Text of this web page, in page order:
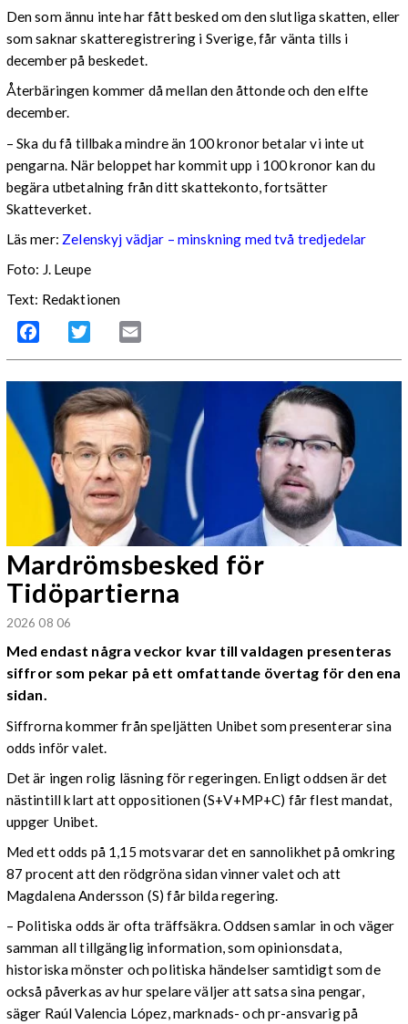
Den som ännu inte har fått besked om den slutliga skatten, eller
som saknar skatteregistrering i Sverige, får vänta tills i
december på beskedet.
Återbäringen kommer då mellan den åttonde och den elfte
december.
– Ska du få tillbaka mindre än 100 kronor betalar vi inte ut
pengarna. När beloppet har kommit upp i 100 kronor kan du
begära utbetalning från ditt skattekonto, fortsätter
Skatteverket.
Läs mer: Zelenskyj vädjar – minskning med två tredjedelar
Foto: J. Leupe
Text: Redaktionen
Facebook Twitter
Mardrömsbesked för
Tidöpartierna
2026 08 06
Med endast några veckor kvar till valdagen presenteras
siffror som pekar på ett omfattande övertag för den ena
sidan.
Siffrorna kommer från speljätten Unibet som presenterar sina
odds inför valet.
Det är ingen rolig läsning för regeringen. Enligt oddsen är det
nästintill klart att oppositionen (S+V+MP+C) får flest mandat,
uppger Unibet.
Med ett odds på 1,15 motsvarar det en sannolikhet på omkring
87 procent att den rödgröna sidan vinner valet och att
Magdalena Andersson (S) får bilda regering.
– Politiska odds är ofta träffsäkra. Oddsen samlar in och väger
samman all tillgänglig information, som opinionsdata,
historiska mönster och politiska händelser samtidigt som de
också påverkas av hur spelare väljer att satsa sina pengar,
säger Raúl Valencia López, marknads- och pr-ansvarig på